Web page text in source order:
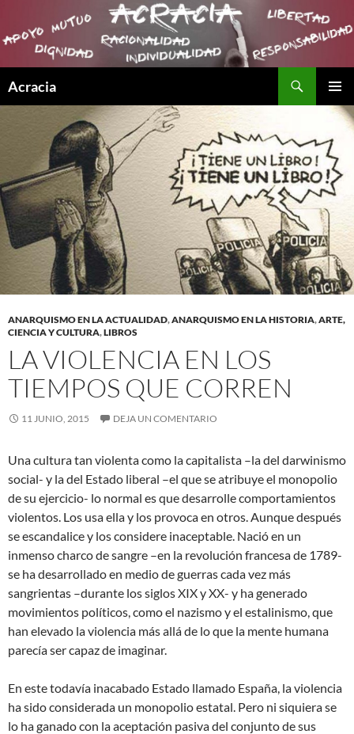
Acracia
MENÚ
CONTENIDO
ANARQUISMO EN LA ACTUALIDAD,ANARQUISMO EN LA HISTORIA,ARTE,
CIENCIA Y CULTURA,LIBROS
LA VIOLENCIA EN LOS
TIEMPOS QUE CORREN
11 JUNIO, 2015 DEJA UN COMENTARIO
Una cultura tan violenta como la capitalista –la del darwinismo
social- y la del Estado liberal –el que se atribuye el monopolio
de su ejercicio- lo normal es que desarrolle comportamientos
violentos. Los usa ella y los provoca en otros. Aunque después
se escandalice y los considere inaceptable. Nació en un
inmenso charco de sangre –en la revolución francesa de 1789-
se ha desarrollado en medio de guerras cada vez más
sangrientas –durante los siglos XIX y XX- y ha generado
movimientos políticos, como el nazismo y el estalinismo, que
han elevado la violencia más allá de lo que la mente humana
parecía ser capaz de imaginar.
En este todavía inacabado Estado llamado España, la violencia
ha sido considerada un monopolio estatal. Pero ni siquiera se
lo ha ganado con la aceptación pasiva del conjunto de sus